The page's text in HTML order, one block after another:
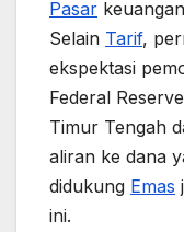
Pasar
Selain Tarif,
ekspektasi
Federal
Timur Tengah
aliran ke dana
didukung Emas
ini.